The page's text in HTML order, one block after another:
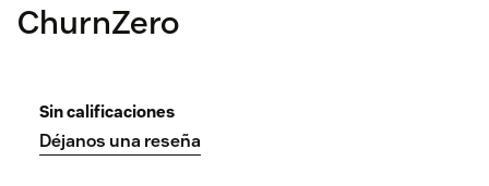
ChurnZero
Sin calificaciones
Déjanos una reseña